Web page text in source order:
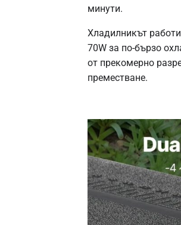
минути.
Хладилникът
70W за по-бързо
от прекомерно
преместване.